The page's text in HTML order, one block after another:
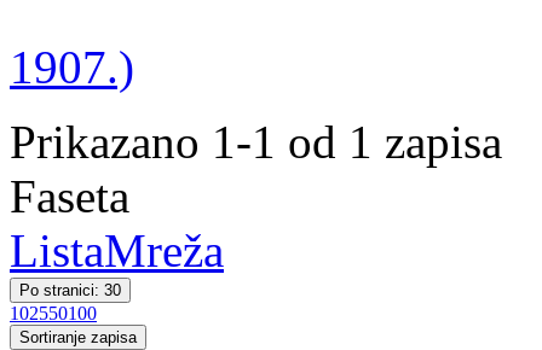
1907.)
Prikazano 1-1 od 1 zapisa
Faseta
ListaMreža
Po stranici: 30
102550100
Sortiranje zapisa